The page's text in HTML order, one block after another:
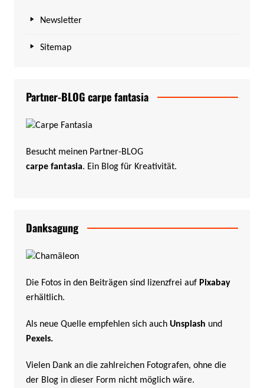
Newsletter
Sitemap
Partner-BLOG carpe fantasia
Besucht meinen Partner-BLOG
carpe fantasia. Ein Blog für Kreativität.
Danksagung
Die Fotos in den Beiträgen sind lizenzfrei auf Pixabay
erhältlich.
Als neue Quelle empfehlen sich auch Unsplash und
Pexels.
Vielen Dank an die zahlreichen Fotografen, ohne die
der Blog in dieser Form nicht möglich wäre.